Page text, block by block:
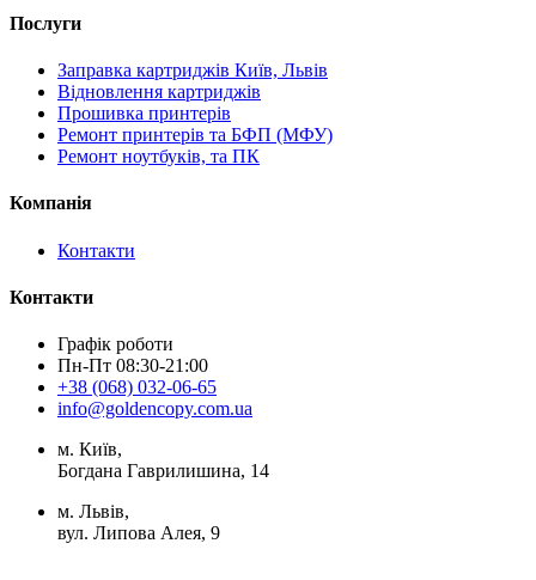
Послуги
Заправка картриджів Київ, Львів
Відновлення картриджів
Прошивка принтерів
Ремонт принтерів та БФП (МФУ)
Ремонт ноутбуків, та ПК
Компанія
Контакти
Контакти
Графік роботи
Пн-Пт 08:30-21:00
+38 (068) 032-06-65
info@goldencopy.com.ua
м. Київ,
Богдана Гаврилишина, 14
м. Львів,
вул. Липова Алея, 9